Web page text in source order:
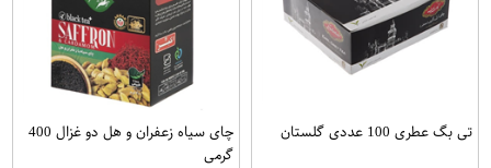
تی بگ عطری 100 عددی گلستان
چای سیاه زعفران و هل دو غزال 400
گرمی